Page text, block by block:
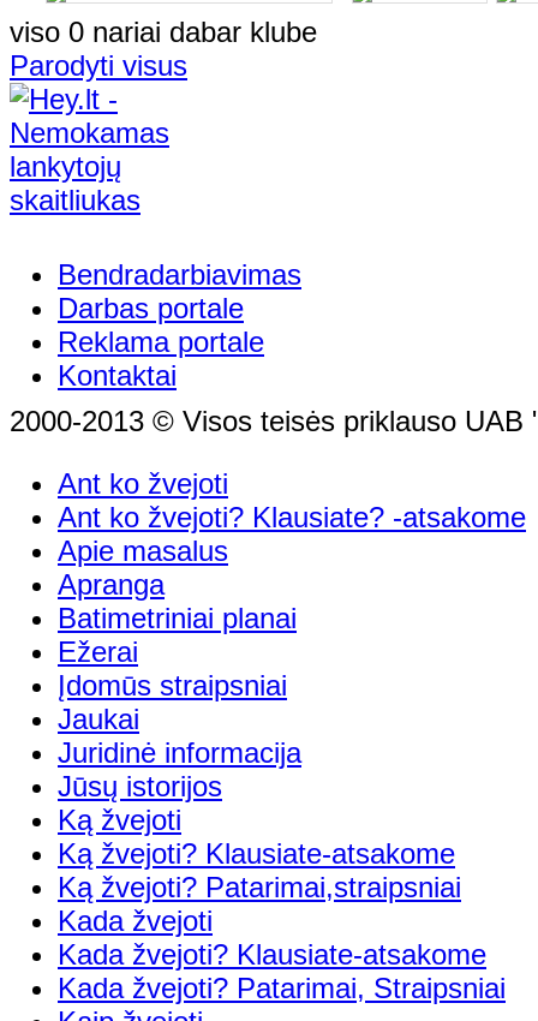
viso 0 nariai dabar klube
Parodyti visus
Bendradarbiavimas
Darbas portale
Reklama portale
Kontaktai
2000-2013 © Visos teisės priklauso UAB
Ant ko žvejoti
Ant ko žvejoti? Klausiate? -atsakome
Apie masalus
Apranga
Batimetriniai planai
Ežerai
Įdomūs straipsniai
Jaukai
Juridinė informacija
Jūsų istorijos
Ką žvejoti
Ką žvejoti? Klausiate-atsakome
Ką žvejoti? Patarimai,straipsniai
Kada žvejoti
Kada žvejoti? Klausiate-atsakome
Kada žvejoti? Patarimai, Straipsniai